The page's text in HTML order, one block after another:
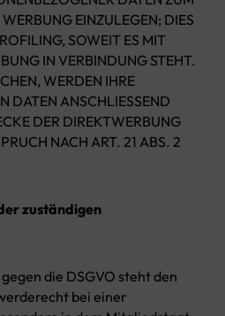
EINZULEGEN; DIES
SOWEIT ES MIT
IN VERBINDUNG STEHT.
WERDEN IHRE
DATEN ANSCHLIESSEND
DER DIREKTWERBUNG
NACH ART. 21 ABS. 2
zuständigen
die DSGVO steht den
bei einer